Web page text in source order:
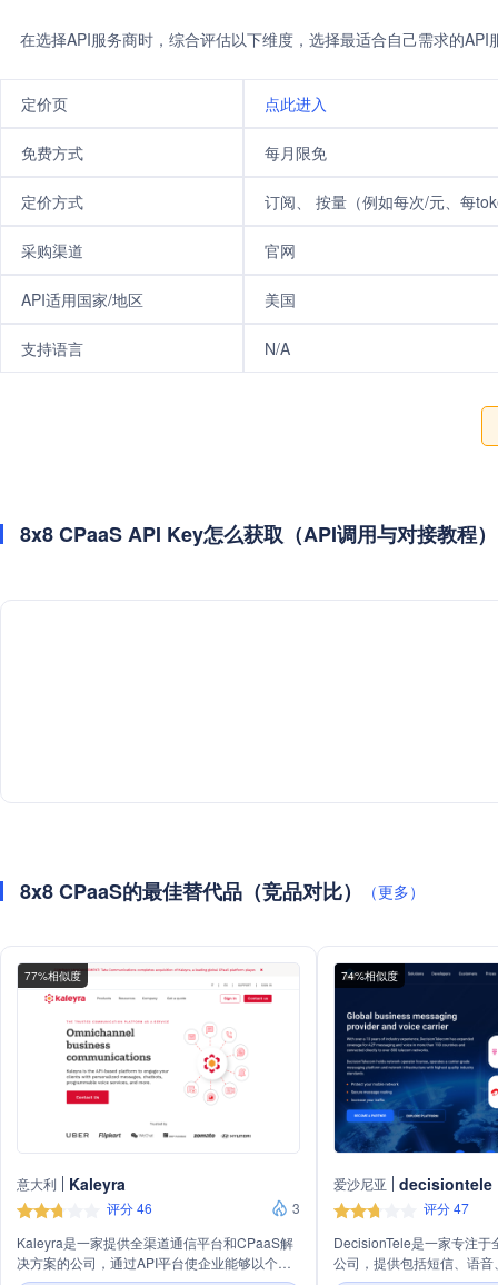
在选择API服务商时，综合评估以下维度，选择最适合自己需求的
定价页 点此进入
免费方式 每月限免
定价方式 订阅、 按量（例如每次/元、每
采购渠道 官网
API适用国家/地区 美国
支持语言 N/A
8x8 CPaaS API Key怎么获取（API调用与对接教程）
8x8 CPaaS的最佳替代品（竞品对比） （更多）
77%相似度
意大利 Kaleyra
评分 46
3
Kaleyra是一家提供全渠道通信平台和CPaaS解
决方案的公司，通过API平台使企业能够以个性
74%相似度
爱沙尼亚 decisiontele
评分 47
DecisionTele是一家专注于
公司，提供包括短信、语